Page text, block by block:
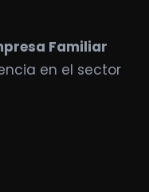
Familiar
en el sector